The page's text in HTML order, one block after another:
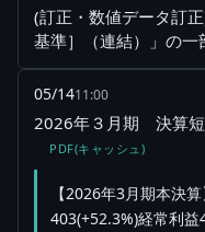
(訂正・数値データ訂
基準］（連結）」の一
05/1411:00
2026年３月期 決算短
PDF(キャッシュ)
【2026年3月期本決
403(+52.3%)経常利益